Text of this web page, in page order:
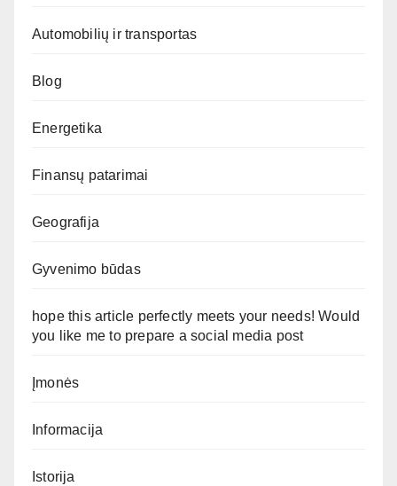
Automobilių ir transportas
Blog
Energetika
Finansų patarimai
Geografija
Gyvenimo būdas
hope this article perfectly meets your needs! Would
you like me to prepare a social media post
Įmonės
Informacija
Istorija